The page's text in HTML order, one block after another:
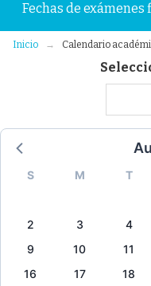
Fechas de
Inicio Calendario
S M T
2
3 4
9
10 11
16
17 18